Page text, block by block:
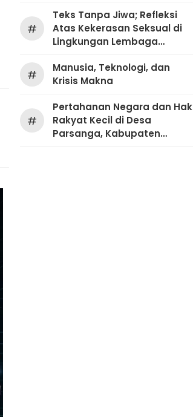
#
Teks Tanpa Jiwa; Refleksi
Atas Kekerasan Seksual di
Lingkungan Lembaga
#
Manusia, Teknologi, dan
Krisis Makna
#
Pertahanan Negara dan Hak
Rakyat Kecil di Desa
Parsanga, Kabupaten